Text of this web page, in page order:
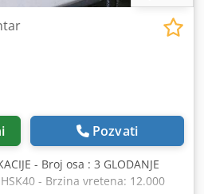
Pozvati
- Broj osa : 3 GLODANJE
- Brzina vretena: 12.000